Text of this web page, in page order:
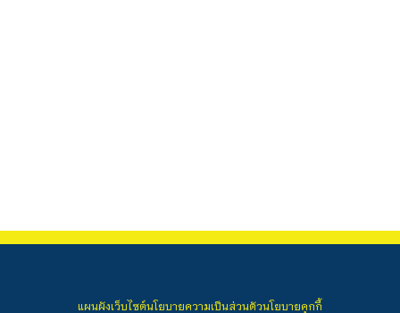
แผนผังเว็บไซต์นโยบายความเป็นส่วนตัวนโยบายคุกกี้